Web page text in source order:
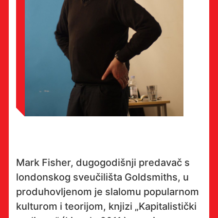
Mark Fisher, dugogodišnji predavač s
londonskog sveučilišta Goldsmiths, u
produhovljenom je slalomu popularnom
kulturom i teorijom, knjizi „Kapitalistički